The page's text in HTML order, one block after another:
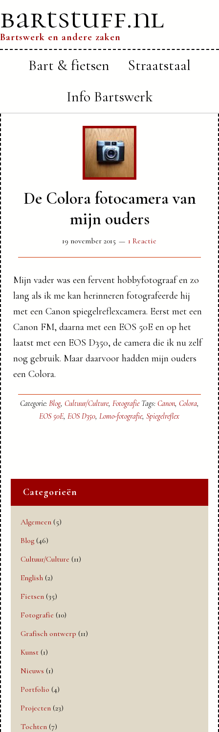
bartstuff.nl
Bartswerk en andere zaken
Bart & fietsen
Straatstaal
Info Bartswerk
De Colora fotocamera van
mijn ouders
19 november 2015 1 Reactie
Mijn vader was een fervent hobbyfotograaf en zo
lang als ik me kan herinneren fotografeerde hij
met een Canon spiegelreflexcamera. Eerst met een
Canon FM, daarna met een EOS 50E en op het
laatst met een EOS D350, de camera die ik nu zelf
nog gebruik. Maar daarvoor hadden mijn ouders
een Colora.
Categorie: Blog, Cultuur/Culture, Fotografie Tags: Canon, Colora,
EOS 50E,EOS D350,Lomo-fotografie,Spiegelreflex
Categorieën
Algemeen (5)
Blog (46)
Cultuur/Culture (11)
English (2)
Fietsen (35)
Fotografie (10)
Grafisch ontwerp (11)
Kunst (1)
Nieuws (1)
Portfolio (4)
Projecten (23)
Tochten (7)